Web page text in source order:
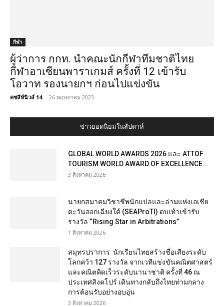
กีฬา
ผู้ว่าการ กกท. นำคณะนักกีฬาทีมชาติไทย
กีฬาอาเซียนพาราเกมส์ ครั้งที่ 12 เข้ารับ
โอวาท รองนายกฯ ก่อนไปแข่งขัน
คชสีห์นิวส์ 14 - 26 พฤษภาคม 2023
ข่าวยอดนิยมในสัปดาห์
GLOBAL WORLD AWARDS 2026 และ ATTOF
TOURISM WORLD AWARD OF EXCELLENCE...
3 สิงหาคม 2026
นายกสมาคมวิชาชีพนักแปลและล่ามแห่งเอเชีย
ตะวันออกเฉียงใต้ (SEAProTI) ตบเท้าเข้ารับ
รางวัล “Rising Star in Arbitrations”
1 สิงหาคม 2026
สมุทรปราการ นักเรียนไทยสร้างชื่อเสียงระดับ
โลกคว้า 127 รางวัล จากเวทีแข่งขันคณิตศาสตร์
และคณิตคิดเร็วระดับนานาชาติ ครั้งที่ 46 ณ
ประเทศสิงคโปร์ เดินทางกลับถึงไทยท่ามกลาง
การต้อนรับอย่างอบอุ่น
3 สิงหาคม 2026